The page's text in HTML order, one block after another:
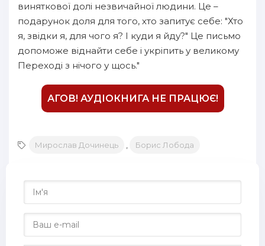
16
17
18
19
25
26
27
виняткової долі незвичайної людини. Це –
подарунок доля для того, хто запитує себе: "Хто
я, звідки я, для чого я? І куди я йду?" Це письмо
допоможе віднайти себе і укріпить у великому
Переході з нічого у щось."
АГОВ! АУДІОКНИГА НЕ ПРАЦЮЄ!
Мирослав Дочинець Борис Лобода